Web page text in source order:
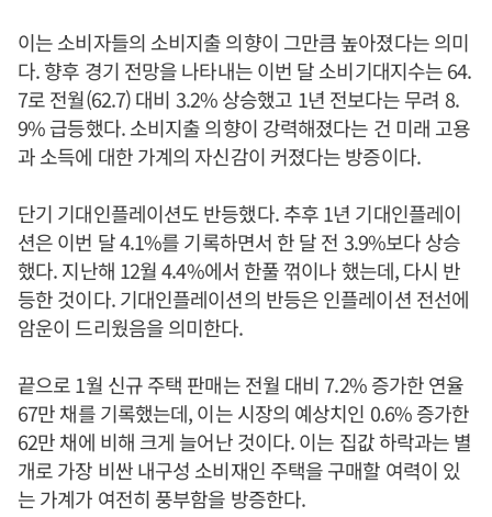
이는 소비자들의 소비지출 의향이 그만큼 높아졌다는 의미
다. 향후 경기 전망을 나타내는 이번 달 소비기대지수는 64.
7로 전월(62.7) 대비 3.2% 상승했고 1년 전보다는 무려 8.
9% 급등했다. 소비지출 의향이 강력해졌다는 건 미래 고용
과 소득에 대한 가계의 자신감이 커졌다는 방증이다.
단기 기대인플레이션도 반등했다. 추후 1년 기대인플레이
션은 이번 달 4.1%를 기록하면서 한 달 전 3.9%보다 상승
했다. 지난해 12월 4.4%에서 한풀 꺾이나 했는데, 다시 반
등한 것이다. 기대인플레이션의 반등은 인플레이션 전선에
암운이 드리웠음을 의미한다.
끝으로 1월 신규 주택 판매는 전월 대비 7.2% 증가한 연율
67만 채를 기록했는데, 이는 시장의 예상치인 0.6% 증가한
62만 채에 비해 크게 늘어난 것이다. 이는 집값 하락과는 별
개로 가장 비싼 내구성 소비재인 주택을 구매할 여력이 있
는 가계가 여전히 풍부함을 방증한다.